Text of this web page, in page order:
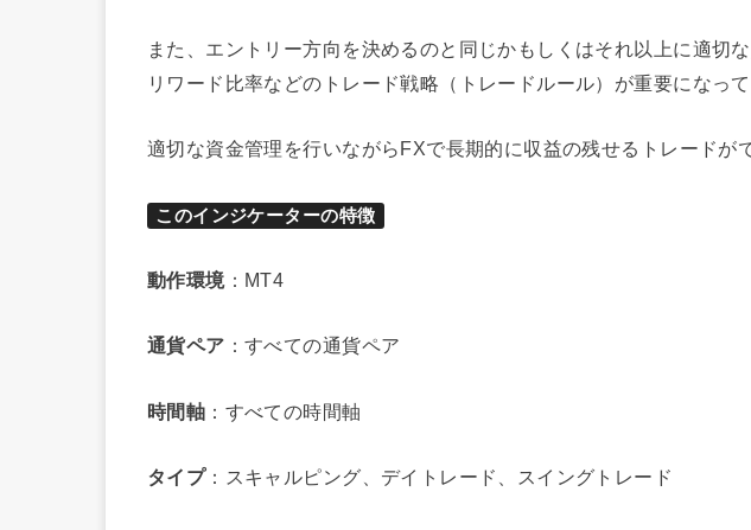
また、エントリー方向を決めるのと同じかもしくはそれ以上に適切
リワード比率などのトレード戦略（トレードルール）が重要になって
適切な資金管理を行いながらFXで長期的に収益の残せるトレードが
このインジケーターの特徴
動作環境：MT4
通貨ペア ：すべての通貨ペア
時間軸 ：すべての時間軸
タイプ：スキャルピング、デイトレード、スイングトレード